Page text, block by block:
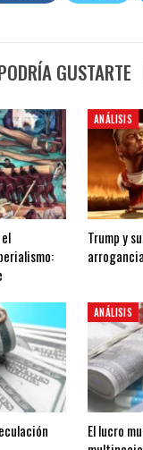
GUSTARTE
ANÁLISIS
Trump y
ANÁLISIS
El lucro